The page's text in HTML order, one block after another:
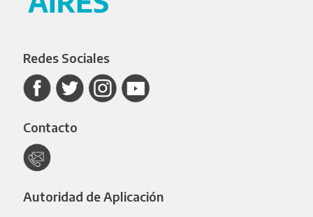
Redes Sociales
Contacto
Autoridad de Aplicación